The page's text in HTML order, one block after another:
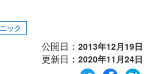
の方
ック
公開日： 2013年12月19日
更新日： 2020年11月24日